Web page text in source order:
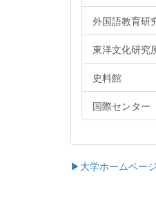
外国語教育研
東洋文化研究
史料館
国際センター
▶大学ホームペー